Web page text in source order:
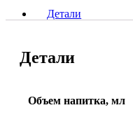
Детали
Детали
Объем напитка, мл